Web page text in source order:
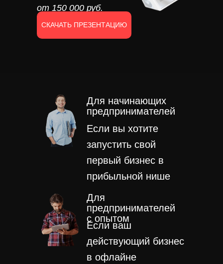
от 150 000 руб.
СКАЧАТЬ ПРЕЗЕНТАЦИЮ
Для начинающих
предпринимателей
Для
предпринимателей
с опытом
Если вы хотите
запустить свой
первый бизнес в
прибыльной нише
Если ваш
действующий бизнес
в офлайне